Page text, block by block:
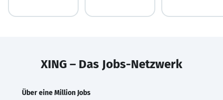
XING – Das Jobs-Netzwerk
Über eine Million Jobs